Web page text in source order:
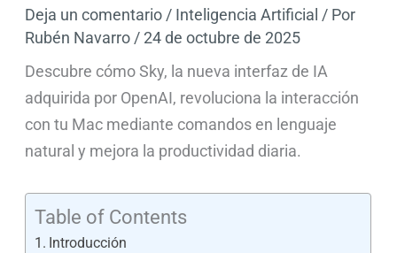
Deja un comentario/ Inteligencia Artificial / Por
Rubén Navarro/ 24 de octubre de 2025
Descubre cómo Sky, la nueva interfaz de IA
adquirida por OpenAI, revoluciona la interacción
con tu Mac mediante comandos en lenguaje
natural y mejora la productividad diaria.
Table of Contents
Introducción